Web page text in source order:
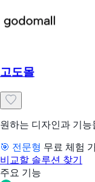
고도몰
원하는 디자인과 기
🎯 전문형 무료 체험
비교할 솔루션 찾기
주요 기능